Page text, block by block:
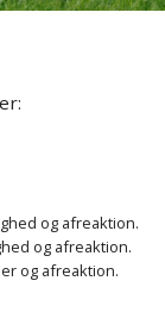
og afreaktion.
og afreaktion.
og afreaktion.